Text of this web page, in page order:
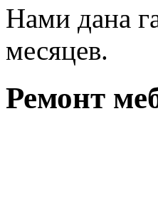
Нами дана
месяцев.
Ремонт